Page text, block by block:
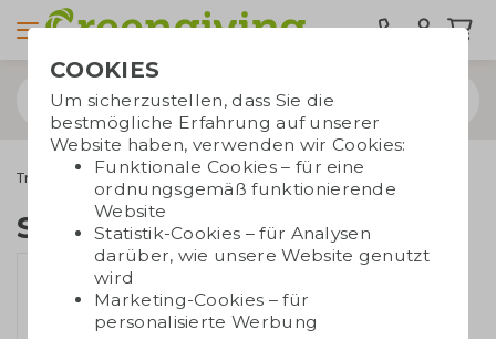
Trinkwaren Stanley Flaschen Stanley All Day Slim
Stanley All Day Slim
COOKIES
Um sicherzustellen, dass Sie die
bestmögliche Erfahrung auf unserer
Website haben, verwenden wir Cookies:
Funktionale Cookies – für eine
ordnungsgemäß funktionierende
Website
Statistik-Cookies – für Analysen
darüber, wie unsere Website genutzt
wird
Marketing-Cookies – für
personalisierte Werbung